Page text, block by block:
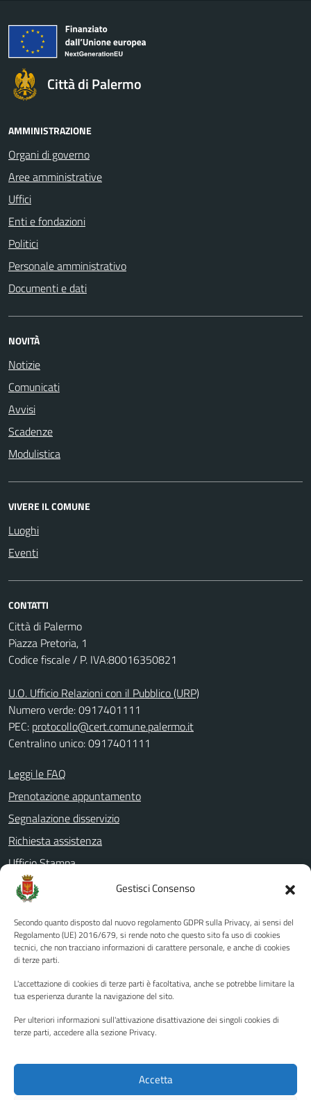
Gestisci Consenso
Secondo quanto disposto dal nuovo regolamento GDPR sulla Privacy, ai sensi del
Regolamento (UE) 2016/679, si rende noto che questo sito fa uso di cookies
tecnici, che non tracciano informazioni di carattere personale, e anche di cookies
di terze parti.
L'accettazione di cookies di terze parti è facoltativa, anche se potrebbe limitare la
tua esperienza durante la navigazione del sito.
Per ulteriori informazioni sull'attivazione disattivazione dei singoli cookies di
terze parti, accedere alla sezione Privacy.
Accetta
Città di Palermo
AMMINISTRAZIONE
Organi di governo
Aree amministrative
Uffici
Enti e fondazioni
Politici
Personale amministrativo
Documenti e dati
NOVITÀ
Notizie
Comunicati
Avvisi
Scadenze
Modulistica
VIVERE IL COMUNE
Luoghi
Eventi
CONTATTI
Città di Palermo
Piazza Pretoria, 1
Codice fiscale / P. IVA:80016350821
U.O. Ufficio Relazioni con il Pubblico (URP)
Numero verde: 0917401111
PEC: protocollo@cert.comune.palermo.it
Centralino unico: 0917401111
Leggi le FAQ
Prenotazione appuntamento
Segnalazione disservizio
Richiesta assistenza
Ufficio Stampa
Amministrazione Trasparente
Albo pretorio
Informativa privacy
Note legali
Piano di miglioramento del sito
Instagram